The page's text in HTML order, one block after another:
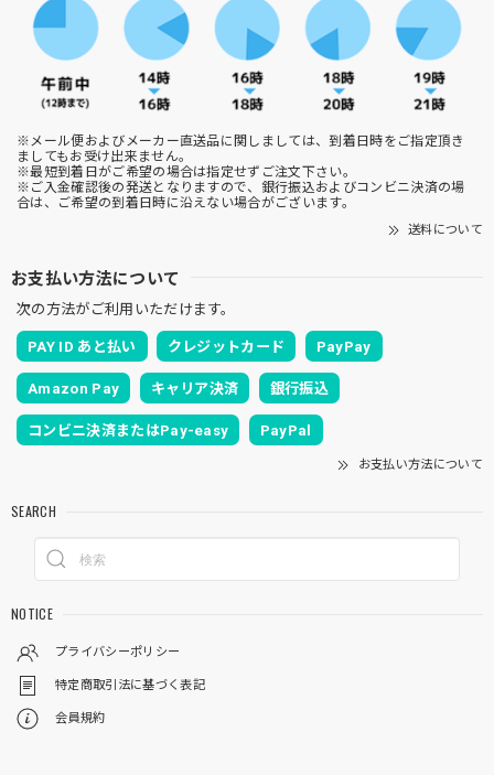
※メール便およびメーカー直送品に関しましては、到着日時をご指定頂き
ましてもお受け出来ません。
※最短到着日がご希望の場合は指定せずご注文下さい。
※ご入金確認後の発送となりますので、銀行振込およびコンビニ決済の場
合は、ご希望の到着日時に沿えない場合がございます。
送料について
お支払い方法について
次の方法がご利用いただけます。
PAY ID あと払い クレジットカード PayPay
Amazon Pay キャリア決済 銀行振込
コンビニ決済またはPay-easy PayPal
お支払い方法について
SEARCH
NOTICE
プライバシーポリシー
特定商取引法に基づく表記
会員規約